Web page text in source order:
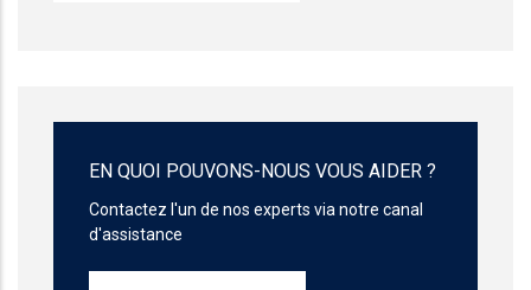
EN QUOI POUVONS-NOUS VOUS AIDER ?
Contactez l'un de nos experts via notre canal
d'assistance